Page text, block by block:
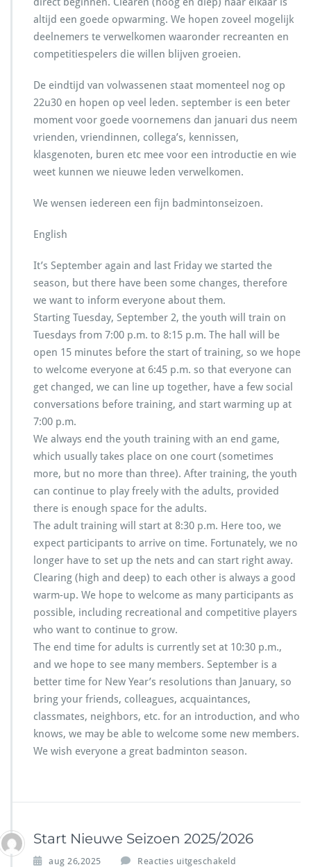
a
s
e
e
n
altijd een goede opwarming. We hopen zoveel mogelijk
deelnemers te verwelkomen waaronder recreanten en
competitiespelers die willen blijven groeien.
De eindtijd van volwassenen staat momenteel nog op
22u30 en hopen op veel leden. september is een beter
moment voor goede voornemens dan januari dus neem
vrienden, vriendinnen, collega’s, kennissen,
klasgenoten, buren etc mee voor een introductie en wie
weet kunnen we nieuwe leden verwelkomen.
We wensen iedereen een fijn badmintonseizoen.
English
It’s September again and last Friday we started the
season, but there have been some changes, therefore
we want to inform everyone about them.
Starting Tuesday, September 2, the youth will train on
Tuesdays from 7:00 p.m. to 8:15 p.m. The hall will be
open 15 minutes before the start of training, so we hope
to welcome everyone at 6:45 p.m. so that everyone can
get changed, we can line up together, have a few social
conversations before training, and start warming up at
7:00 p.m.
We always end the youth training with an end game,
which usually takes place on one court (sometimes
more, but no more than three). After training, the youth
can continue to play freely with the adults, provided
there is enough space for the adults.
The adult training will start at 8:30 p.m. Here too, we
expect participants to arrive on time. Fortunately, we no
longer have to set up the nets and can start right away.
Clearing (high and deep) to each other is always a good
warm-up. We hope to welcome as many participants as
possible, including recreational and competitive players
who want to continue to grow.
The end time for adults is currently set at 10:30 p.m.,
and we hope to see many members. September is a
better time for New Year’s resolutions than January, so
bring your friends, colleagues, acquaintances,
classmates, neighbors, etc. for an introduction, and who
knows, we may be able to welcome some new members.
We wish everyone a great badminton season.
Start Nieuwe Seizoen 2025/2026
aug 26,2025 Reacties uitgeschakeld